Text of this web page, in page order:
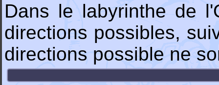
Dans le labyrinthe de
directions possibles,
directions possible ne